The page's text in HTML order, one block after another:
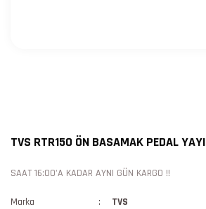
TVS RTR150 ÖN BASAMAK PEDAL YAYI
SAAT 16:00'A KADAR AYNI GÜN KARGO !!
Marka
TVS